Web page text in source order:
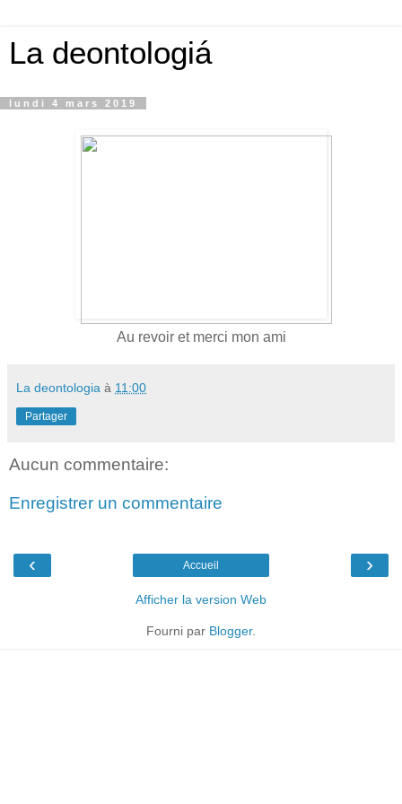
La deontologiá
lundi 4 mars 2019
Au revoir et merci mon ami
La deontologia à 11:00
Partager
Aucun commentaire:
Enregistrer un commentaire
‹ ›
Accueil
Afficher la version Web
Fourni par Blogger.